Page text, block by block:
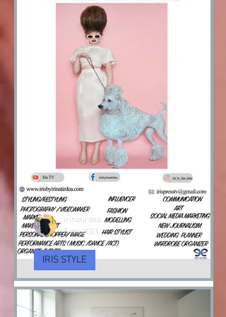
IRIS STYLE
irinatirdea
8 ott 2021